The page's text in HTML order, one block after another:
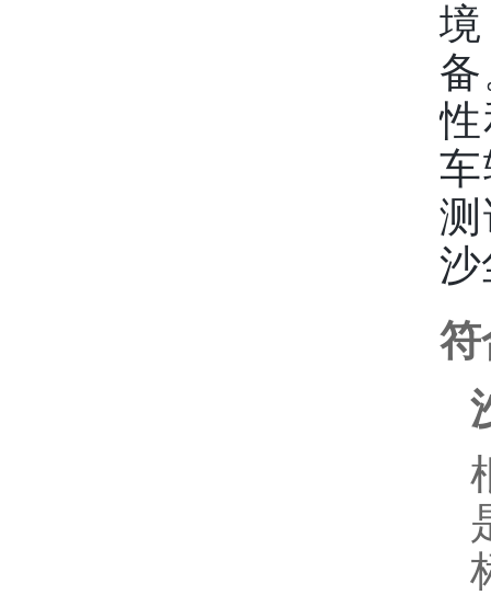
沙
符